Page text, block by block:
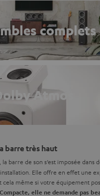
complets
Atmos
barre très haut
, la barre de son s’est imposée dans
Elle offre en effet une
même si votre équipement
Compacte, elle ne demande pas